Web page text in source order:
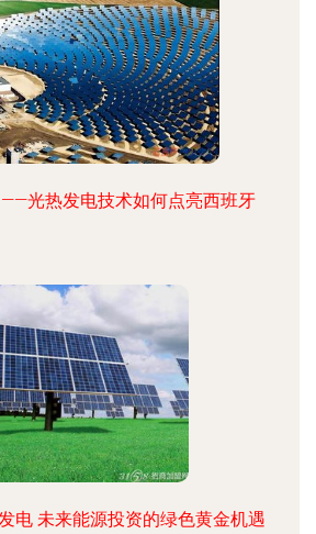
光热发电技术如何点亮西班牙
电 未来能源投资的绿色黄金机遇